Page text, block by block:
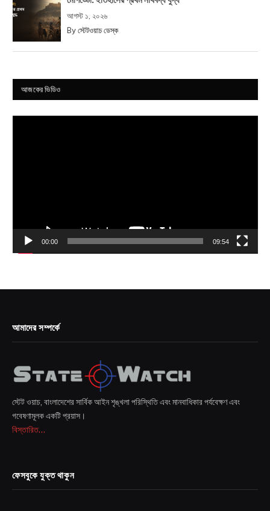
আগস্ট ১, ২০২৬
By স্টেটওয়াচ ডেস্ক
আজকের ভিডিও
00:00 09:54
আমাদের সম্পর্কে
স্টেট ওয়াচ, বাংলাদেশের সার্বিক আইন শৃঙ্খলা পরিস্থিতি এবং মানবাধিকার পর্যবেক্ষণ এবং
গবেষণামূলক একটি প্রয়াস।
বিস্তারিত...
ফেসবুকে যুক্ত থাকুন